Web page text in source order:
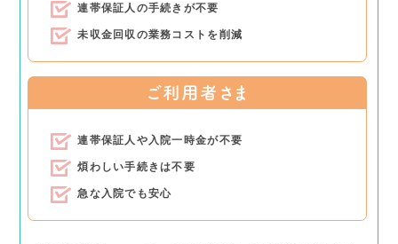
連帯保証人の手続きが不要
未収金回収の業務コストを削減
ご利用者さま
連帯保証人や入院一時金が不要
煩わしい手続きは不要
急な入院でも安心